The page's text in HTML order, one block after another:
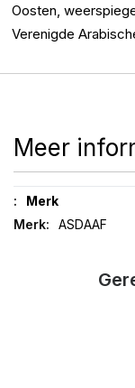
Oosten,
Verenigde
Meer
Meer
informatie
Merk
ASDAAF